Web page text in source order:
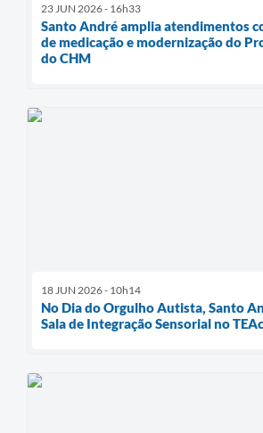
23 JUN 2026 - 16h33
Santo André amplia atendimentos
de medicação e modernização do
do CHM
18 JUN 2026 - 10h14
No Dia do Orgulho Autista, Santo
Sala de Integração Sensorial no